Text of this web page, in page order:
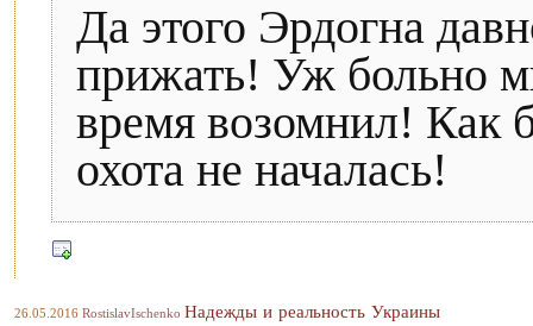
Да этого Эрдогна
прижать! Уж больно
время возомнил! Как
охота не началась!
26.05.2016 RostislavIschenko Надежды и реальность Украины